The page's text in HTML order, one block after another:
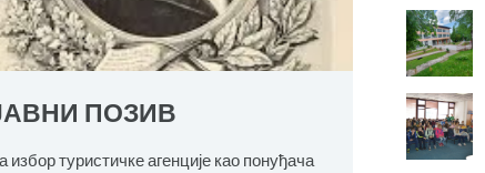
ПОЗИВ
избор туристичке агенције као понуђача